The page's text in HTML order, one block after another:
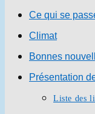
Ce qui se
Climat
Bonnes
Présentation
Liste des